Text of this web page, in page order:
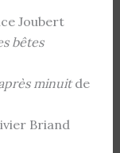
Joubert
bêtes
minuitde
Briand